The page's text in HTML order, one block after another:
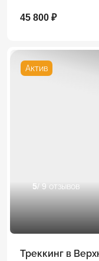
45 800 ₽
Актив
5/ 9 отзывов
Треккинг в